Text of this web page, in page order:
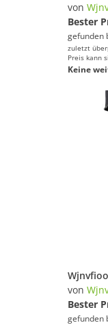
von
Bester
gefunden
zuletzt
Preis kann
Keine
von
Bester
gefunden